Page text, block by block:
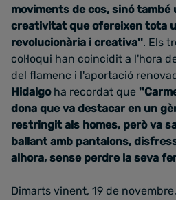
moviments de cos, sinó també
creativitat que ofereixen tota
revolucionària i creativa''. Els
col·loqui han coincidit a l'hora
del flamenc i l'aportació
Hidalgo ha recordat que
dona que va destacar en un
restringit als homes, però va
ballant amb pantalons,
alhora, sense perdre la seva
Dimarts vinent, 19 de